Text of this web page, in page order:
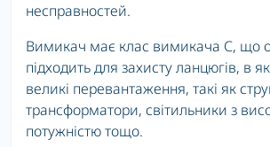
несправностей.
Вимикач має клас вимикача С, що
підходить для захисту ланцюгів, в
великі перевантаження, такі як
трансформатори, світильники з
потужністю тощо.